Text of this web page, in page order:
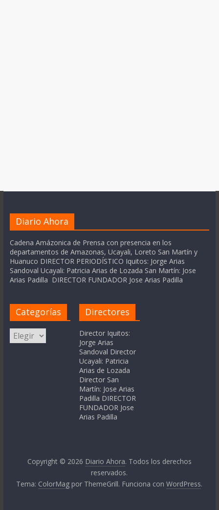
Diario Ahora
Cadena Amázonica de Prensa con presencia en los
departamentos de Amazonas, Ucayali, Loreto San Martín y
Huanuco DIRECTOR PERIODÍSTICO Iquitos: Jorge Arias
Sandoval Ucayali: Patricia Arias de Lozada San Martín: Jose
Arias Padilla DIRECTOR FUNDADOR Jose Arias Padilla
Categorías
Categorías
Directores
Director Iquitos:
Jorge Arias
Sandoval Director
Ucayali: Patricia
Arias de Lozada
Director San
Martín: Jose Arias
Padilla DIRECTOR
FUNDADOR Jose
Arias Padilla
Copyright © 2026 Diario Ahora. Todos los derechos
reservados.
Tema: ColorMag por ThemeGrill. Funciona conWordPress.